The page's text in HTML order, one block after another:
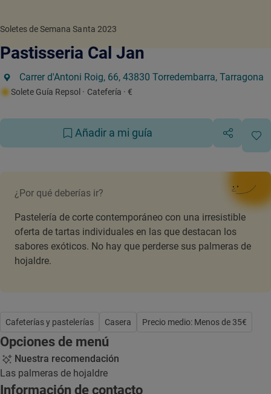
Soletes de Semana Santa 2023
Pastisseria Cal Jan
Carrer d'Antoni Roig, 66, 43830 Torredembarra, Tarragona
Solete Guía Repsol · Catefería · €
Añadir a mi guía
¿Por qué deberías ir?
Pastelería de corte contemporáneo con una irresistible
oferta de tartas individuales en las que destacan los
sabores exóticos. No hay que perderse sus palmeras de
hojaldre.
Cafeterías y pastelerías Casera Precio medio: Menos de 35€
Opciones de menú
Nuestra recomendación
Las palmeras de hojaldre
Información de contacto